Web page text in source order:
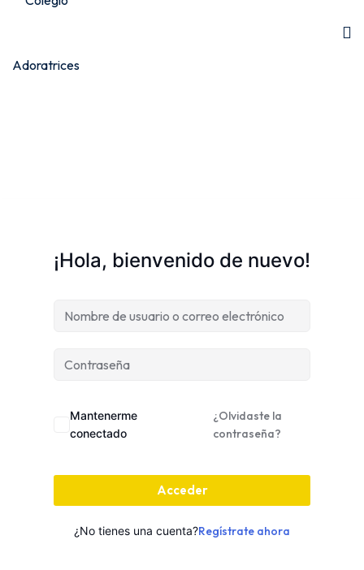
¡Hola, bienvenido de nuevo!
Mantenerme
conectado
¿Olvidaste la
contraseña?
Acceder
¿No tienes una cuenta?Regístrate ahora